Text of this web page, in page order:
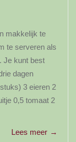
makkelijk te
te serveren als
Je kunt best
dagen
3 eieren 2
0,5 tomaat 2
Lees meer →